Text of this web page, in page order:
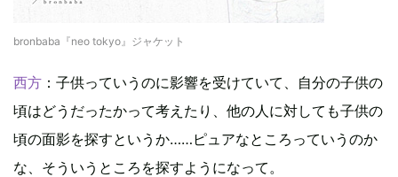
bronbaba『neo tokyo』ジャケット
西方 ：子供っていうのに影響を受けていて、自分の子供の
頃はどうだったかって考えたり、他の人に対しても子供の
頃の面影を探すというか……ピュアなところっていうのか
な、そういうところを探すようになって。